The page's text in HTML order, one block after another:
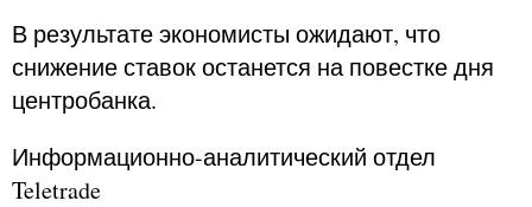
В результате экономисты ожидают, что
снижение ставок останется на повестке дня
центробанка.
Информационно-аналитический отдел
Teletrade